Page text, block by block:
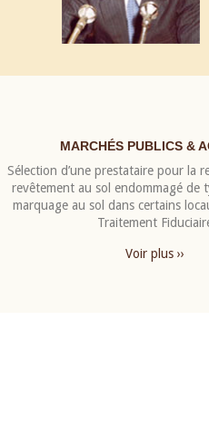
MARCHÉS PUBLICS &
Sélection d’une prestataire pour la
revêtement au sol endommagé de
marquage au sol dans certains
Traitement
Voir plus ››